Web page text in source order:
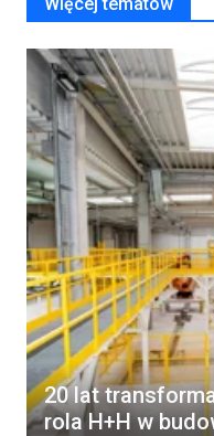
20 lat
rola H+H w